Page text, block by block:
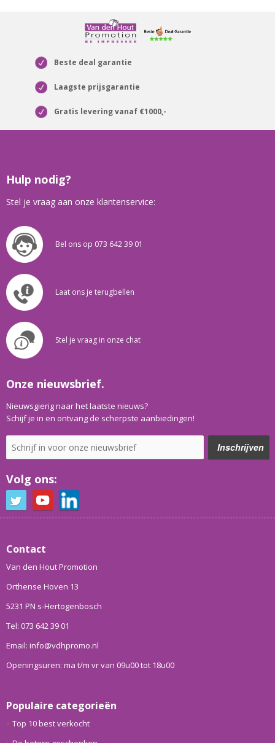
Beste deal garantie
Laagste prijsgarantie
Gratis levering vanaf €1000,-
Hulp nodig?
Stel je vraag aan onze klantenservice:
Bel ons op 073 642 39 01
Laat ons je terugbellen
Stel je vraag in onze chat
Onze nieuwsbrief.
Nieuwsgierig naar het laatste nieuws?
Schijf je in en ontvang de scherpste aanbiedingen!
Volg ons:
Contact
Van den Hout Promotion
Orthense Hoven 13
5231 PN s-Hertogenbosch
Tel: 073 642 39 01
Email: info@vdhpromo.nl
Openingsuren: ma t/m vr van 09u00 tot 18u00
Populaire categorieën
Top 10 best verkocht